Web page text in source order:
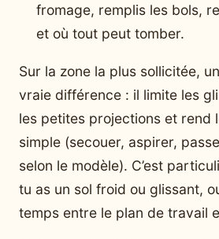
fromage, remplis les bols,
et où tout peut tomber.
Sur la zone la plus sollicitée, un
vraie différence : il limite les
les petites projections et rend
simple (secouer, aspirer,
selon le modèle). C’est
tu as un sol froid ou glissant,
temps entre le plan de travail